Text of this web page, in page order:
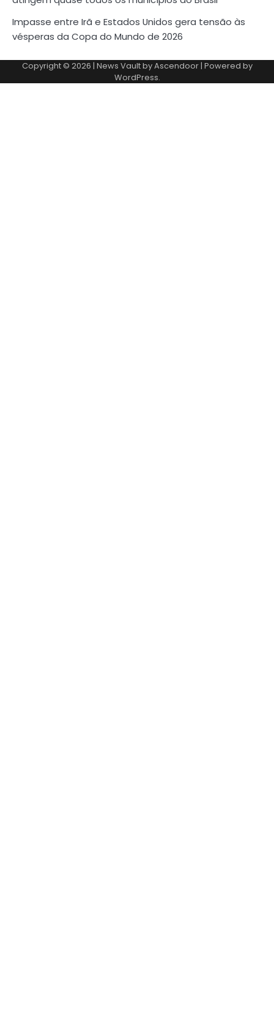
Impasse entre Irã e Estados Unidos gera tensão às
vésperas da Copa do Mundo de 2026
Copyright © 2026 | News Vault byAscendoor| Powered by
WordPress.